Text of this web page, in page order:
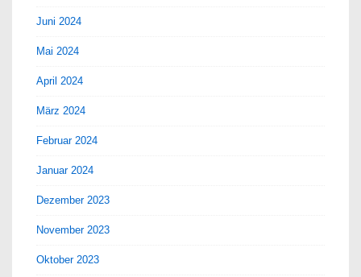
Juni 2024
Mai 2024
April 2024
März 2024
Februar 2024
Januar 2024
Dezember 2023
November 2023
Oktober 2023